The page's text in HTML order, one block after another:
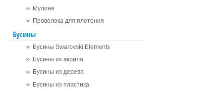
Мулине
Проволока для плетения
Бусины
Бусины Swarovski Elements
Бусины из акрила
Бусины из дерева
Бусины из пластика